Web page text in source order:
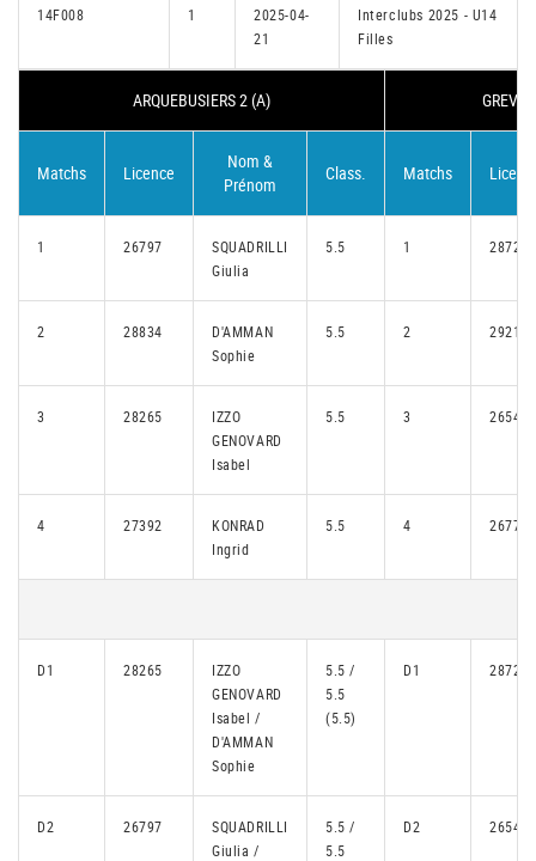
14F008 1
2025-04-
21
Interclubs 2025 - U14
Filles
ARQUEBUSIERS 2 (A)
Matchs Licence
Nom &
Prénom
Class. Matchs
1 26797
SQUADRILLI
Giulia
5.5 1 28724
2 28834
D'AMMAN
Sophie
5.5 2 29218
3 28265
IZZO
GENOVARD
Isabel
5.5 3 26545
4 27392
KONRAD
Ingrid
5.5 4 26772
D1 28265
IZZO
GENOVARD
Isabel /
D'AMMAN
Sophie
5.5 /
5.5
(5.5)
D1 28724
D2 26797
SQUADRILLI
Giulia /
5.5 /
5.5
D2 26545